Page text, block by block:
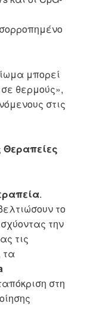
μπορεί
θερμούς»,
στις
.
το
την
τις
τα
στη